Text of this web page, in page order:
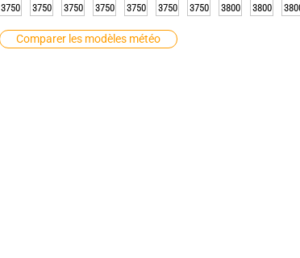
Comparer les modèles météo
3750 3750 3750 3750 3750 3750 3750 3800 3800